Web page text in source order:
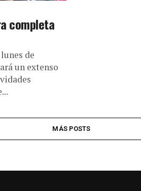
completa
de
un extenso
MÁS POSTS